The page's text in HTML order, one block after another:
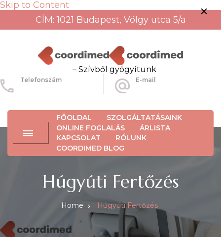
Skip to Content
CÍM: 1021 Budapest, Völgy utca 5/a
– Szívből gyógyítunk
Telefonszám E-mail
FŐOLDAL
SZOLGÁLTATÁSAINK
ONLINE FOGLALÁS
ÁRLISTA
KAPCSOLAT
RÓLUNK
COORDIMED BLOG
Húgyúti Fertőzés
Home Húgyúti Fertőzés